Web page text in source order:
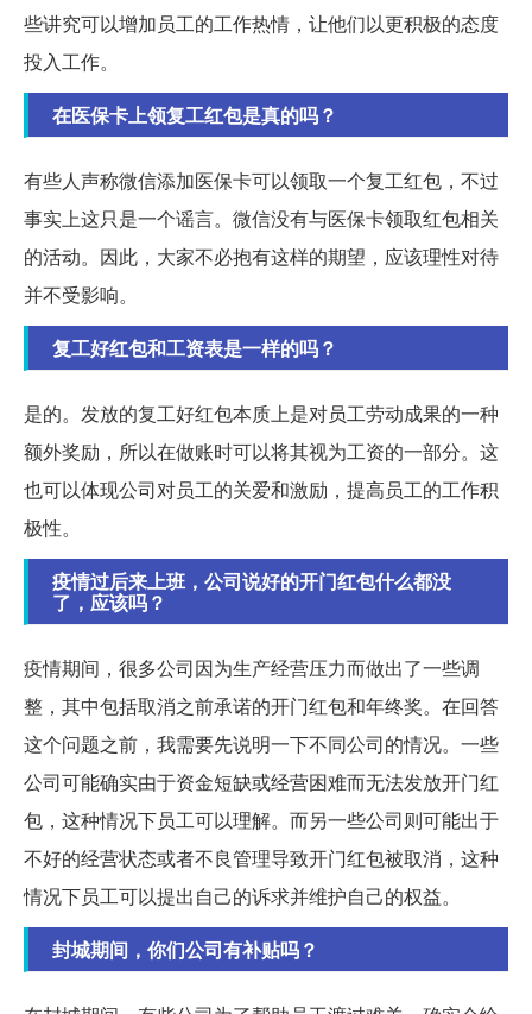
些讲究可以增加员工的工作热情，让他们以更积极的态度
投入工作。
在医保卡上领复工红包是真的吗？
有些人声称微信添加医保卡可以领取一个复工红包，不过
事实上这只是一个谣言。微信没有与医保卡领取红包相关
的活动。因此，大家不必抱有这样的期望，应该理性对待
并不受影响。
复工好红包和工资表是一样的吗？
是的。发放的复工好红包本质上是对员工劳动成果的一种
额外奖励，所以在做账时可以将其视为工资的一部分。这
也可以体现公司对员工的关爱和激励，提高员工的工作积
极性。
疫情过后来上班，公司说好的开门红包什么都没
了，应该吗？
疫情期间，很多公司因为生产经营压力而做出了一些调
整，其中包括取消之前承诺的开门红包和年终奖。在回答
这个问题之前，我需要先说明一下不同公司的情况。一些
公司可能确实由于资金短缺或经营困难而无法发放开门红
包，这种情况下员工可以理解。而另一些公司则可能出于
不好的经营状态或者不良管理导致开门红包被取消，这种
情况下员工可以提出自己的诉求并维护自己的权益。
封城期间，你们公司有补贴吗？